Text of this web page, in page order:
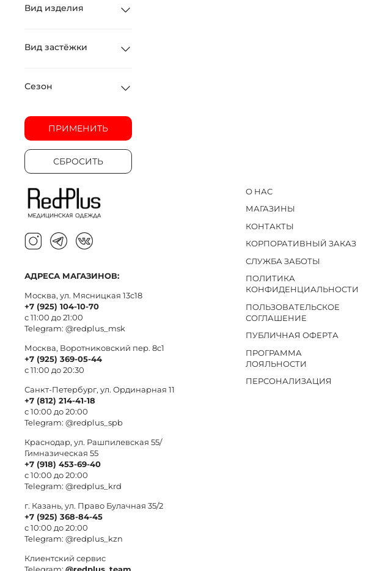
Вид изделия
Вид застёжки
Сезон
ПРИМЕНИТЬ
СБРОСИТЬ
О НАС
МАГАЗИНЫ
КОНТАКТЫ
КОРПОРАТИВНЫЙ ЗАКАЗ
СЛУЖБА ЗАБОТЫ
ПОЛИТИКА
КОНФИДЕНЦИАЛЬНОСТИ
ПОЛЬЗОВАТЕЛЬСКОЕ
СОГЛАШЕНИЕ
ПУБЛИЧНАЯ ОФЕРТА
ПРОГРАММА
ЛОЯЛЬНОСТИ
ПЕРСОНАЛИЗАЦИЯ
АДРЕСА МАГАЗИНОВ:
Москва, ул. Мясницкая 13с18
+7 (925) 104-10-70
с 11:00 до 21:00
Telegram: @redplus_msk
Москва, Воротниковский пер. 8c1
+7 (925) 369-05-44
с 11:00 до 20:30
Санкт-Петербург, ул. Ординарная 11
+7 (812) 214-41-18
с 10:00 до 20:00
Telegram: @redplus_spb
Краснодар, ул. Рашпилевская 55/
Гимназическая 55
+7 (918) 453-69-40
с 10:00 до 20:00
Telegram: @redplus_krd
г. Казань, ул. Право Булачная 35/2
+7 (925) 368-84-45
с 10:00 до 20:00
Telegram: @redplus_kzn
Клиентский сервис